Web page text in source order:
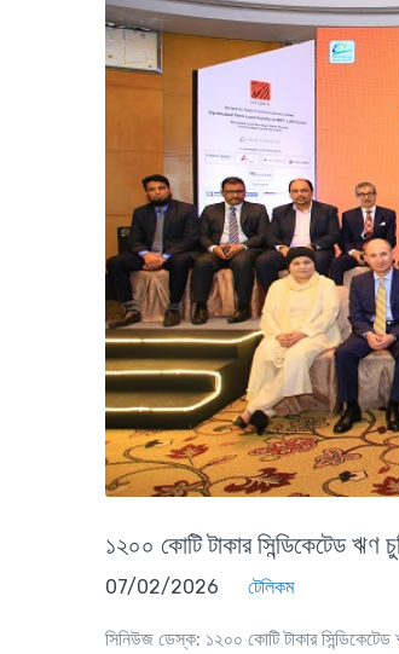
১২০০ কোটি টাকার সিন্ডিকেটেড ঋণ
07/02/2026 টেলিকম
সিনিউজ ডেস্ক: ১২০০ কোটি টাকার